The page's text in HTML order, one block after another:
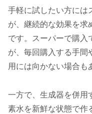
手軽に試したい方には
が、継続的な効果を求
です。スーパーで購入
が、毎回購入する手間
用には向かない場合も
一方で、生成器を併用
素水を新鮮な状態で作